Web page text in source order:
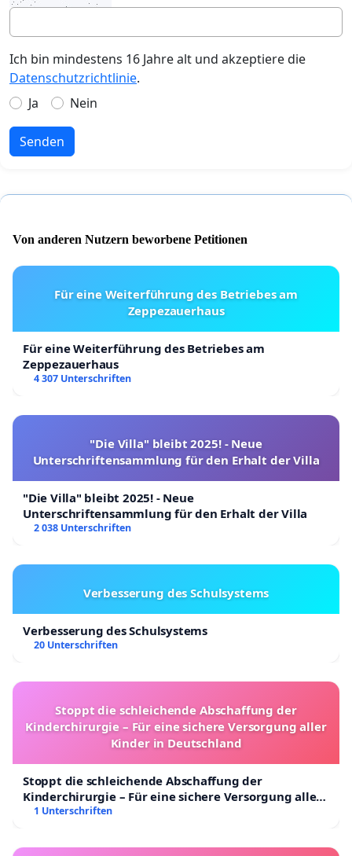
Ich bin mindestens 16 Jahre alt und akzeptiere die
Datenschutzrichtlinie.
Ja
Nein
Senden
Von anderen Nutzern beworbene Petitionen
Für eine Weiterführung des Betriebes am
Zeppezauerhaus
Für eine Weiterführung des Betriebes am
Zeppezauerhaus
4 307 Unterschriften
"Die Villa" bleibt 2025! - Neue
Unterschriftensammlung für den Erhalt der Villa
"Die Villa" bleibt 2025! - Neue
Unterschriftensammlung für den Erhalt der Villa
2 038 Unterschriften
Verbesserung des Schulsystems
Verbesserung des Schulsystems
20 Unterschriften
Stoppt die schleichende Abschaffung der
Kinderchirurgie – Für eine sichere Versorgung aller
Kinder in Deutschland
Stoppt die schleichende Abschaffung der
Kinderchirurgie – Für eine sichere Versorgung aller
Kinder in Deutschland
1 Unterschriften